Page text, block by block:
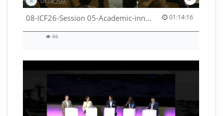
08-ICF26-Session 05-Academic-innovation-meets-international-cooperation-53529531670001791 01:14:16
01:14:16 duration
66